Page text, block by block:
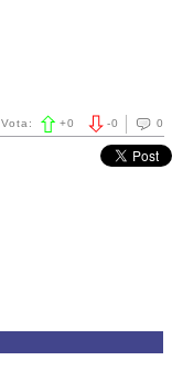
0
-0
Vota: +0